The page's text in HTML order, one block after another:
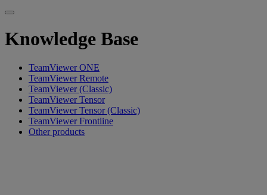
Knowledge Base
TeamViewer ONE
TeamViewer Remote
TeamViewer (Classic)
TeamViewer Tensor
TeamViewer Tensor (Classic)
TeamViewer Frontline
Other products